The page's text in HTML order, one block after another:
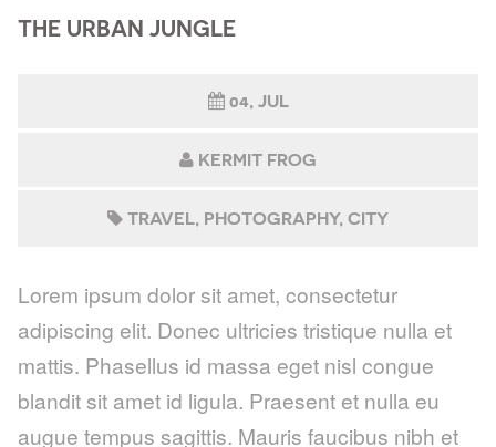
THE URBAN JUNGLE
04, JUL
KERMIT FROG
TRAVEL PHOTOGRAPHY CITY
Lorem ipsum dolor sit amet, consectetur
adipiscing elit. Donec ultricies tristique nulla et
mattis. Phasellus id massa eget nisl congue
blandit sit amet id ligula. Praesent et nulla eu
augue tempus sagittis. Mauris faucibus nibh et